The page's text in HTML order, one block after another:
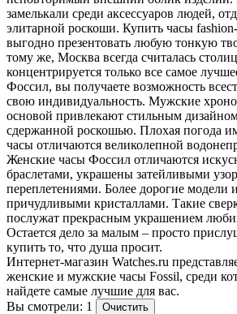
замелькали среди аксессуаров людей,
элитарной роскоши. Купить часы fashion-
выгодно презентовать любую тонкую
тому же, Москва всегда считалась
концентрируется только все самое
Фоссил, вы получаете возможность
свою индивидуальность. Мужские
основой привлекают стильным
сдержанной роскошью. Плохая погода
часы отличаются великолепной
Женские часы Фоссил отличаются
браслетами, украшены затейливыми
переплетениями. Более дорогие модели
причудливыми кристаллами. Такие
послужат прекрасным украшением
Остается дело за малым – просто
купить то, что душа просит.
Интернет-магазин Watches.ru
женские и мужские часы Fossil, среди
найдете самые лучшие для вас.
Вы смотрели: 1
Очистить